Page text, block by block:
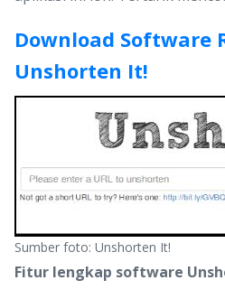
Download Software
Unshorten It!
Sumber foto: Unshorten It!
Fitur lengkap software